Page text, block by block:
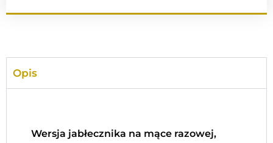
Opis
Wersja jabłecznika na mące razowej,